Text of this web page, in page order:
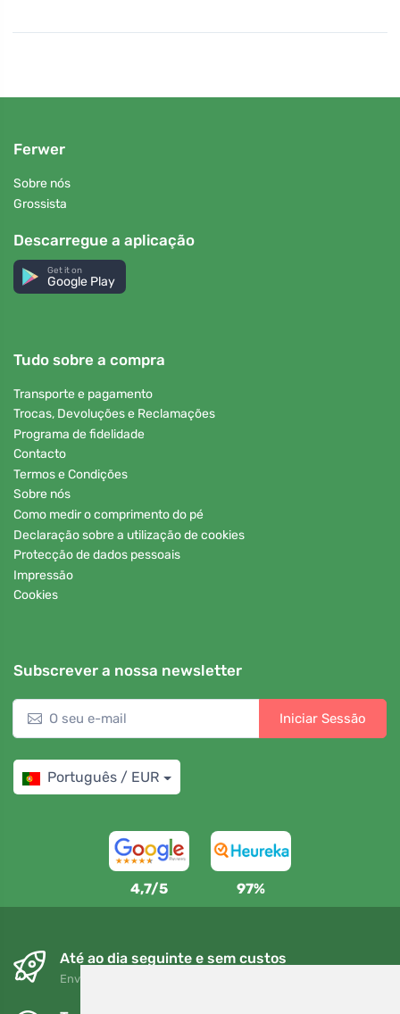
Ferwer
Sobre nós
Grossista
Descarregue a aplicação
Get it on
Google Play
Tudo sobre a compra
Transporte e pagamento
Trocas, Devoluções e Reclamações
Programa de fidelidade
Contacto
Termos e Condições
Sobre nós
Como medir o comprimento do pé
Declaração sobre a utilização de cookies
Protecção de dados pessoais
Impressão
Cookies
Subscrever a nossa newsletter
Iniciar Sessão
Português / EUR
4,7/5 97%
Até ao dia seguinte e sem custos
Envio gratuito para encomendas superiores a 80 EUR